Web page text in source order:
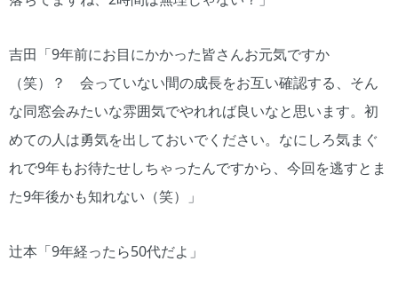
吉田「9年前にお目にかかった皆さんお元気ですか
（笑）？ 会っていない間の成長をお互い確認する、そん
な同窓会みたいな雰囲気でやれれば良いなと思います。初
めての人は勇気を出しておいでください。なにしろ気まぐ
れで9年もお待たせしちゃったんですから、今回を逃すとま
た9年後かも知れない（笑）」
辻本「9年経ったら50代だよ」